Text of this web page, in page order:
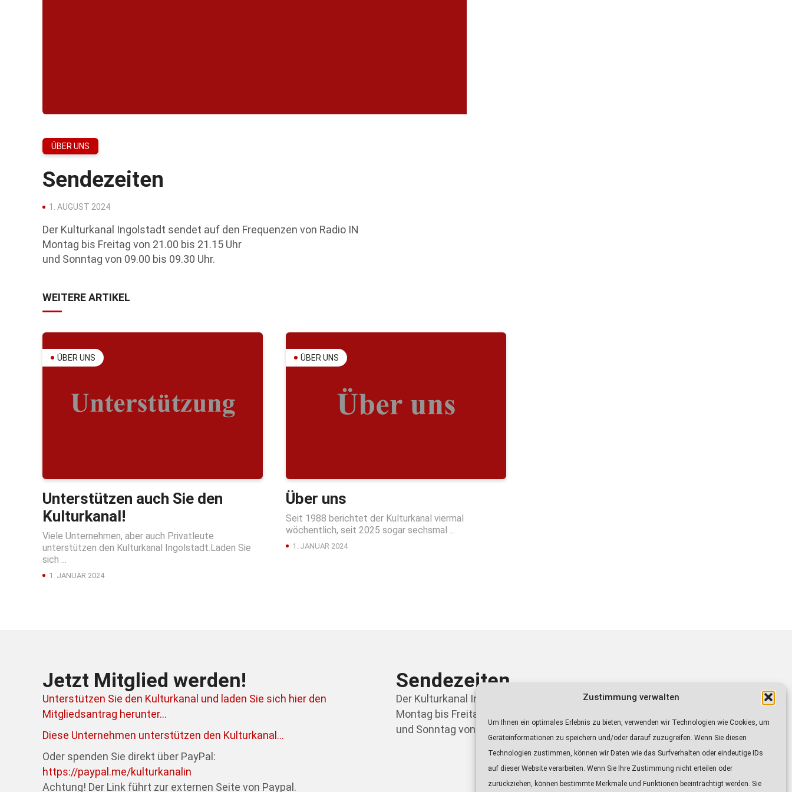
Zustimmung verwalten
Um Ihnen ein optimales Erlebnis zu bieten, verwenden wir Technologien wie Cookies, um
Geräteinformationen zu speichern und/oder darauf zuzugreifen. Wenn Sie diesen
Technologien zustimmen, können wir Daten wie das Surfverhalten oder eindeutige IDs
auf dieser Website verarbeiten. Wenn Sie Ihre Zustimmung nicht erteilen oder
zurückziehen, können bestimmte Merkmale und Funktionen beeinträchtigt werden. Sie
ÜBER UNS
Sendezeiten
1. AUGUST 2024
Der Kulturkanal Ingolstadt sendet auf den Frequenzen von Radio IN
Montag bis Freitag von 21.00 bis 21.15 Uhr
und Sonntag von 09.00 bis 09.30 Uhr.
WEITERE ARTIKEL
ÜBER UNS
Unterstützen auch Sie den
Kulturkanal!
Viele Unternehmen, aber auch Privatleute
unterstützen den Kulturkanal Ingolstadt.Laden Sie
sich ...
1. JANUAR 2024
ÜBER UNS
Über uns
Seit 1988 berichtet der Kulturkanal viermal
wöchentlich, seit 2025 sogar sechsmal ...
1. JANUAR 2024
Jetzt Mitglied werden!
Unterstützen Sie den Kulturkanal und laden Sie sich hier den
Mitgliedsantrag herunter...
Diese Unternehmen unterstützen den Kulturkanal...
Oder spenden Sie direkt über PayPal:
https://paypal.me/kulturkanalin
Achtung! Der Link führt zur externen Seite von Paypal.
Sendezeiten
Der Kulturkanal Ingolstadt sendet auf den Frequenzen von Radio IN
Montag bis Freitag von 21.00 bis 21.15 Uhr
und Sonntag von 09.00 bis 09.30 Uhr.